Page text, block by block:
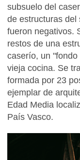
subsuelo del
de estructuras del
fueron negativos.
restos de una
caserío, un
vieja cocina. Se
formada por 23
ejemplar de
Edad Media
País Vasco.